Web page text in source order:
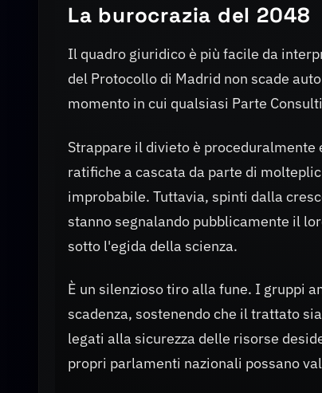
La burocrazia del 2048
Il quadro giuridico è più facile da
del Protocollo di Madrid non scade
momento in cui qualsiasi Parte
Strappare il divieto è
ratifiche a cascata da parte di
improbabile. Tuttavia, spinti dalla
stanno segnalando pubblicamente il
sotto l'egida della scienza.
È un silenzioso tiro alla fune. I gruppi
scadenza, sostenendo che il trattato
legati alla sicurezza delle risorse
propri parlamenti nazionali possano